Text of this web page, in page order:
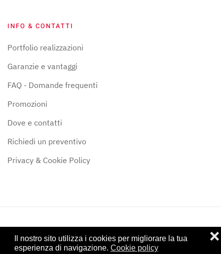
Il nostro sito utilizza i cookies per migliorare la tua
esperienza di navigazione. Cookie policy
❌
INFO & CONTATTI
Portfolio realizzazioni
Garanzie e vantaggi
FAQ - Domande frequenti
Promozioni
Dove e contatti
Richiedi un preventivo
Privacy & Cookie Policy
©2024Stufe & Camini Siena di Alessandro Forte - P.IVA:
01122950528 - Iscritta al CCIAA di Siena: SI - 122307